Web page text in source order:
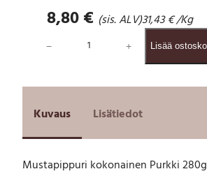
8,80€ (sis. ALV)31,43€/Kg
p
i
p
u
− + Lisää
Kuvaus Lisätiedot
Mustapippuri kokonainen Purkki